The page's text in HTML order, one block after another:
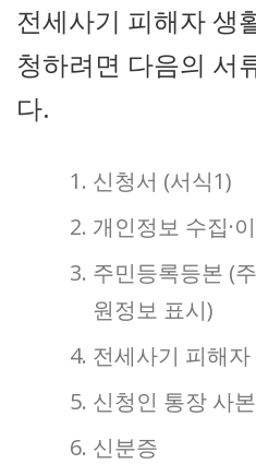
전세사기 피해자 생
청하려면 다음의 서
다.
신청서 (서식1)
개인정보 수집·
주민등록등본 (
원정보 표시)
전세사기 피해
신청인 통장 사본
신분증